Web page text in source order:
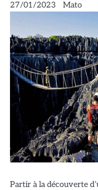
27/01/2023 Mato
Partir à la découverte